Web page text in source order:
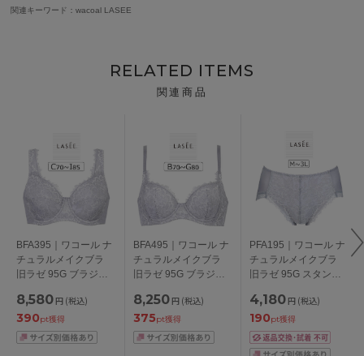
関連キーワード：wacoal LASEE
RELATED ITEMS
関連商品
BFA395｜ワコール ナ
チュラルメイクブラ
旧ラゼ 95G ブラジャ
プ アンダー
70/75/80/85cm
8,580 円 (税込)
390pt獲得
BFA495｜ワコール ナ
チュラルメイクブラ
旧ラゼ 95G ブラジャ
プ アンダー
65/70/75/80/85cm
8,250 円 (税込)
375pt獲得
PFA195｜ワコール ナ
チュラルメイクブラ
旧ラゼ 95G スタンダ
ッグ M/L/LL/3L
4,180 円 (税込)
190pt獲得